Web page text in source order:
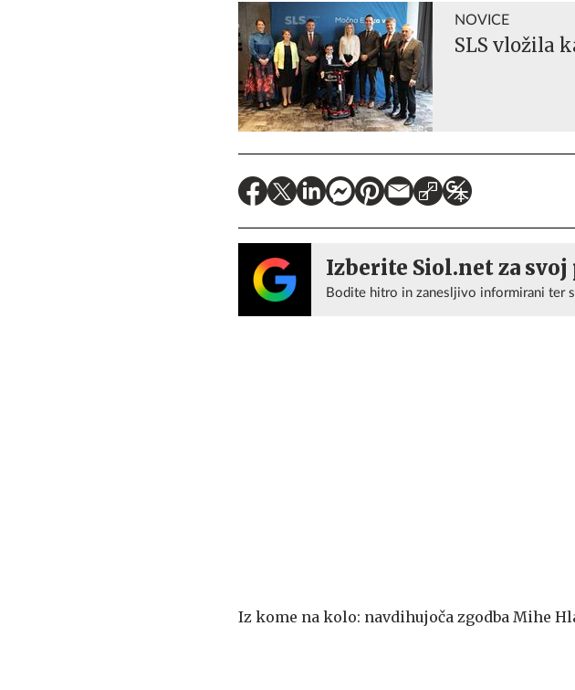
NOVICE
SLS vložila
Izberite Siol.net za
Bodite hitro in zanesljivo informirani ter
Iz kome na kolo: navdihujoča zgodba Mihe